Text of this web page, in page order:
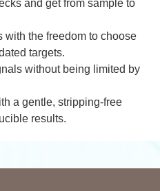
and get from sample to
with the freedom to choose
targets.
without being limited by
a gentle, stripping-free
results.